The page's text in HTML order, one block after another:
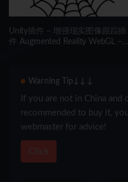
Unity插件 – 增强现实图像跟踪插
件 Augmented Reality WebGL –
Warning Tip↓↓↓
If you are not in China and
recommended to buy it,
webmaster for advice!
Click